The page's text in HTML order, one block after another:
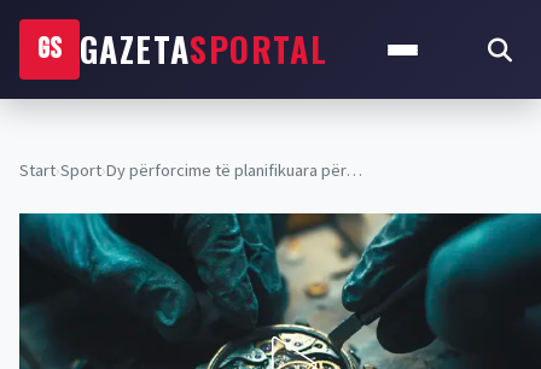
GS GAZETASPORTAL
Start›Sport›Dy përforcime të planifikuara për…